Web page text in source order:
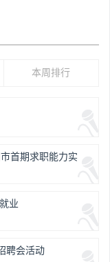
本周排行
首期求职能力实
业
聘会活动